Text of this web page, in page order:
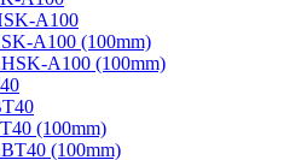
A100
A100 (100mm)
A100 (100mm)
(100mm)
(100mm)